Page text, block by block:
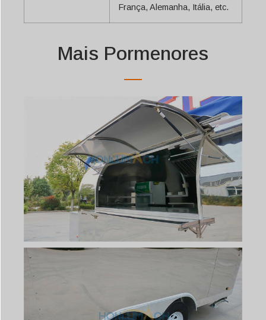
França, Alemanha, Itália, etc.
Mais Pormenores